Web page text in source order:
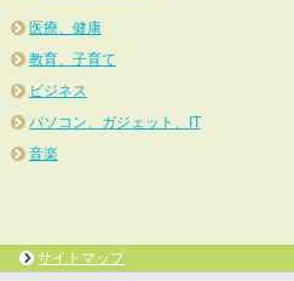
医療、健康
教育、子育て
ビジネス
パソコン、ガジェット、IT
音楽
サイトマップ